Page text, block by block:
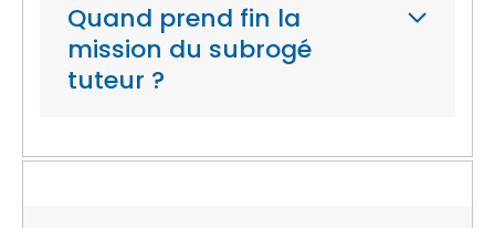
Quand prend fin la
mission du subrogé
tuteur ?